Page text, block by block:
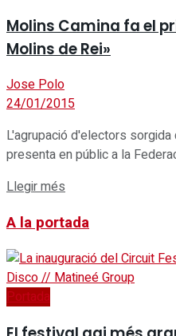
Molins Camina fa el
Molins de Rei»
Jose Polo
24/01/2015
L'agrupació d'electors
presenta en públic a la
Llegir més
A la portada
Portada